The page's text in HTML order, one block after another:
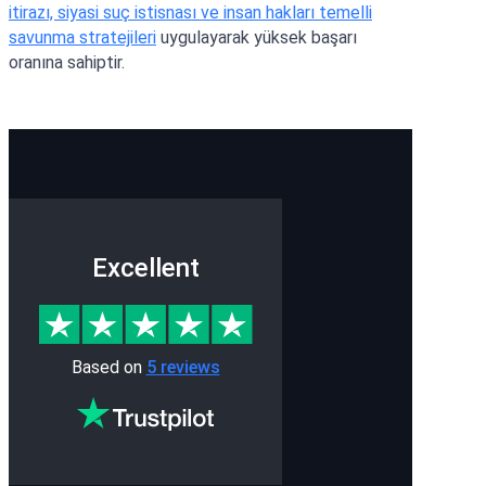
itirazı, siyasi suç istisnası ve insan hakları temelli
savunma stratejileri uygulayarak yüksek başarı
oranına sahiptir.
Excellent
Based on 5 reviews